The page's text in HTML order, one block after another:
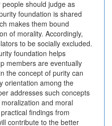
should judge as
foundation is shared
makes them bound
of morality. Accordingly,
to be socially excluded.
foundation helps
members are eventually
the concept of purity can
orientation among the
addresses such concepts
and moral
findings from
contribute to the better